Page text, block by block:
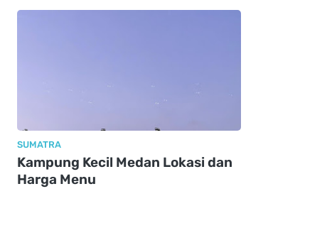
SUMATRA
Kampung Kecil Medan Lokasi dan
Harga Menu